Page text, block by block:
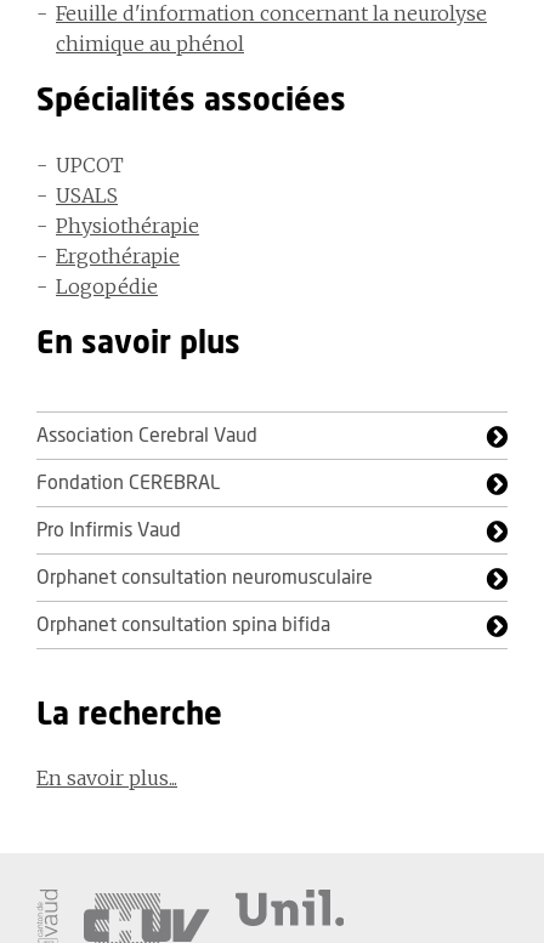
Feuille d'information concernant la neurolyse
chimique au phénol
Spécialités associées
UPCOT
USALS
Physiothérapie
Ergothérapie
Logopédie
En savoir plus
Association Cerebral Vaud
Fondation CEREBRAL
Pro Infirmis Vaud
Orphanet consultation neuromusculaire
Orphanet consultation spina bifida
La recherche
En savoir plus...